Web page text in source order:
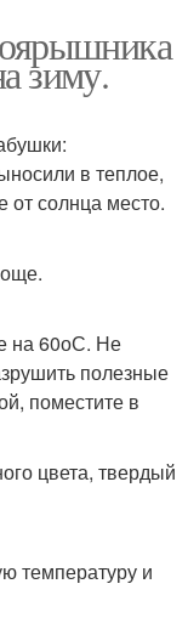
зиму.
в теплое,
солнца место.
на 60оС. Не
полезные
поместите в
цвета, твердый
температуру и